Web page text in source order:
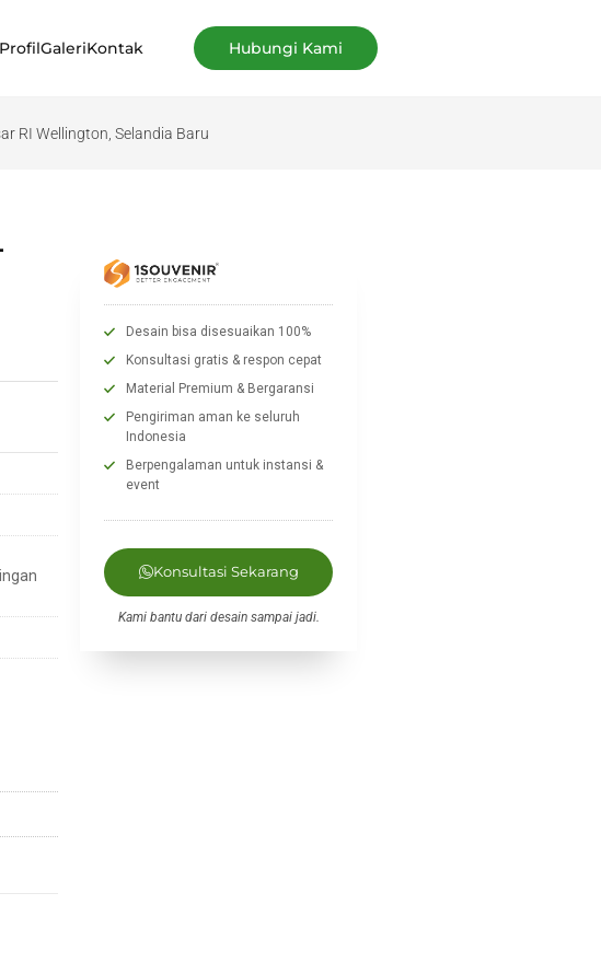
ProfilGaleriKontak Hubungi Kami
RI Wellington, Selandia Baru
Desain bisa disesuaikan 100%
Konsultasi gratis & respon cepat
Material Premium & Bergaransi
Pengiriman aman ke seluruh
Indonesia
Berpengalaman untuk instansi &
event
Konsultasi Sekarang
Kami bantu dari desain sampai jadi.